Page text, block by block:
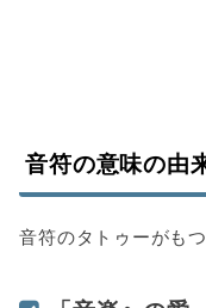
音符の意味の由
音符のタトゥーがも